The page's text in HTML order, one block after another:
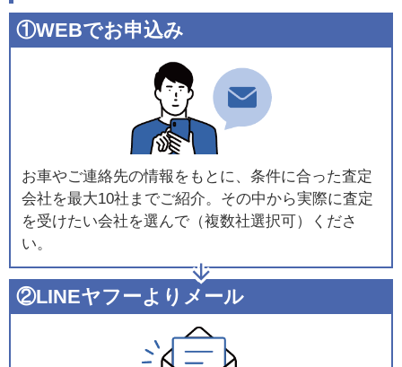
①WEBでお申込み
お車やご連絡先の情報をもとに、条件に合った査定
会社を最大10社までご紹介。その中から実際に査定
を受けたい会社を選んで（複数社選択可）くださ
い。
②LINEヤフーよりメール